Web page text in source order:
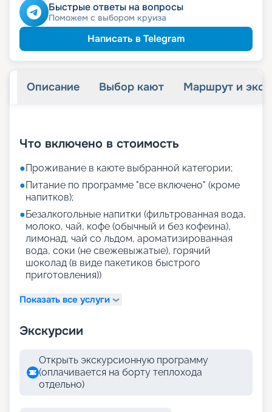
Быстрые ответы на вопросы
Поможем с выбором круиза
Написать в Telegram
Описание Выбор кают Маршрут и
Что включено в стоимость
●Проживание в каюте выбранной категории;
●Питание по программе "все включено" (кроме
напитков);
●Безалкогольные напитки (фильтрованная вода,
молоко, чай, кофе (обычный и без кофеина),
лимонад, чай со льдом, ароматизированная
вода, соки (не свежевыжатые), горячий
шоколад (в виде пакетиков быстрого
приготовления))
Показать все услуги
Экскурсии
Открыть экскурсионную программу
(оплачивается на борту теплохода
отдельно)